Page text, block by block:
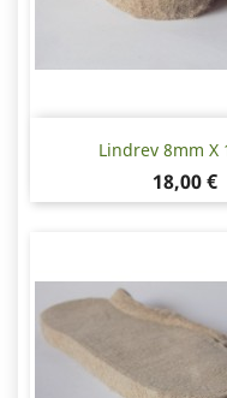
Lindrev 8mm X
Pris
18,00 €